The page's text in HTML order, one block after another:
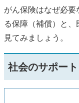
がん保険はなぜ必
る保障（補償）と
見てみましょう。
社会のサポート